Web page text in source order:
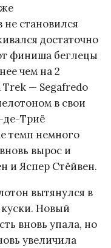
становился
достаточно
финиша беглецы
чем на 2
— Segafredo
в свои
де-Триё
темп немного
вырос и
и Яспер Стёйвен.
вытянулся в
куски. Новый
вновь упала, но
увеличила